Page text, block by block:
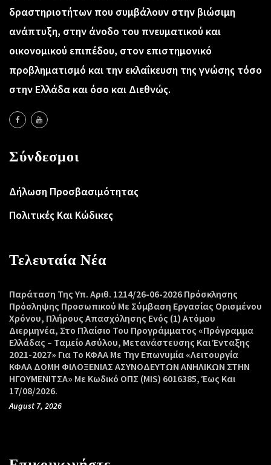
δραστηριοτήτων που συμβάλουν στην βιώσιμη
ανάπτυξη, στην άνοδο του πνευματικού και
οικονομικού επιπέδου, στον επιστημονικό
προβληματισμό και την εκλαΐκευση της γνώσης τόσο
στην Ελλάδα και όσο και Διεθνώς.
Σύνδεσμοι
Δήλωση Προσβασιμότητας
Πολιτικές Και Κώδικες
Τελευταία Νέα
Παράταση Της Υπ. Αριθ. 1214/26-06-2026 Πρόσκλησης
Πρόσληψης Προσωπικού Με Σύμβαση Εργασίας Ορισμένου
Χρόνου, Πλήρους Απασχόλησης Ενός (1) Ατόμου
Διερμηνέα, Στο Πλαίσιο Του Προγράμματος «Πρόγραμμα
Ελλάδας – Ταμείο Ασύλου, Μετανάστευσης Και Ένταξης
2021-2027» Για Το ΚΦΑΑ Με Την Επωνυμία «Λειτουργία
ΚΦΑΑ ΔΟΜΗ ΦΙΛΟΞΕΝΙΑΣ ΑΣΥΝΟΔΕΥΤΩΝ ΑΝΗΛΙΚΩΝ ΣΤΗΝ
ΗΓΟΥΜΕΝΙΤΣΑ» Με Κωδικό ΟΠΣ (MIS) 6016385, Έως Και
17/08/2026.
August 7, 2026